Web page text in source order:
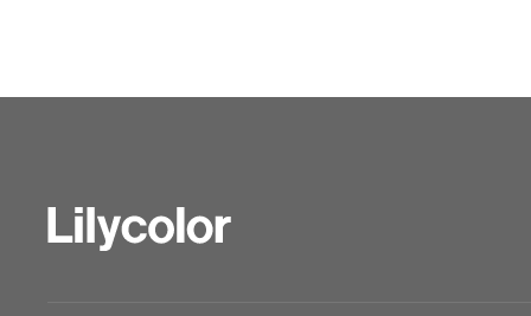
大阪ショールーム
仙台ショールーム